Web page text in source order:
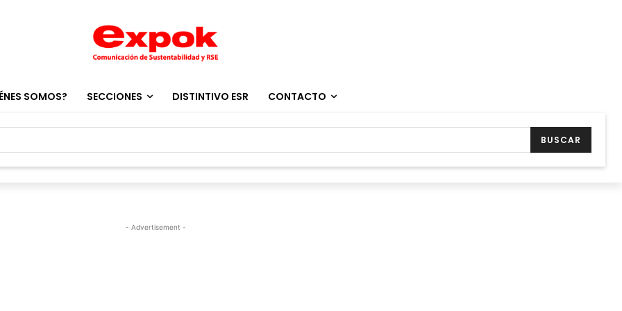
SOMOS? SECCIONES DISTINTIVO ESR CONTACTO
BUSCAR
- Advertisement -